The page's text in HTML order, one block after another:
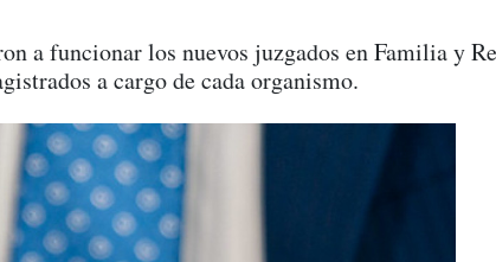
a funcionar los nuevos juzgados en Familia y
a cargo de cada organismo.